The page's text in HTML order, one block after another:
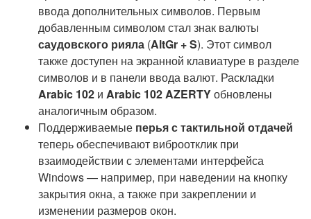
ввода дополнительных символов. Первым
добавленным символом стал знак валюты
саудовского рияла (AltGr + S). Этот символ
также доступен на экранной клавиатуре в разделе
символов и в панели ввода валют. Раскладки
Arabic 102 и Arabic 102 AZERTYобновлены
аналогичным образом.
Поддерживаемые перья с тактильной отдачей
теперь обеспечивают виброотклик при
взаимодействии с элементами интерфейса
Windows — например, при наведении на кнопку
закрытия окна, а также при закреплении и
изменении размеров окон.